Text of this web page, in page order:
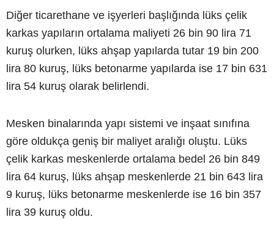
Diğer ticarethane ve işyerleri başlığında lüks çelik
karkas yapıların ortalama maliyeti 26 bin 90 lira 71
kuruş olurken, lüks ahşap yapılarda tutar 19 bin 200
lira 80 kuruş, lüks betonarme yapılarda ise 17 bin 631
lira 54 kuruş olarak belirlendi.
Mesken binalarında yapı sistemi ve inşaat sınıfına
göre oldukça geniş bir maliyet aralığı oluştu. Lüks
çelik karkas meskenlerde ortalama bedel 26 bin 849
lira 64 kuruş, lüks ahşap meskenlerde 21 bin 643 lira
9 kuruş, lüks betonarme meskenlerde ise 16 bin 357
lira 39 kuruş oldu.